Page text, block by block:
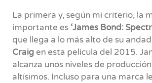
La primera y, según mi criterio, la
importante es ‘James Bond:
que llega a lo más alto de su
Craig en esta película del 2015.
alcanza unos niveles de
altísimos. Incluso para una marca